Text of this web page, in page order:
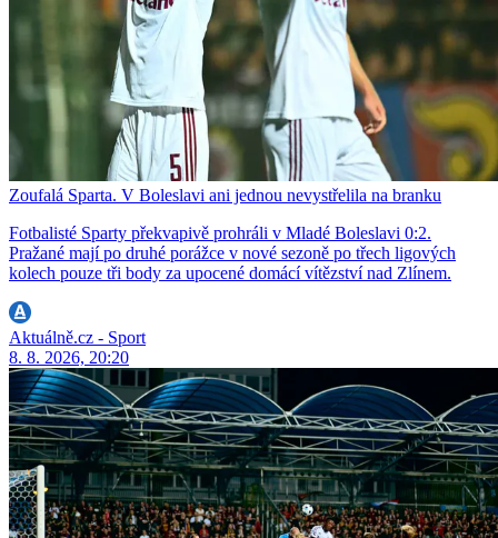
Zoufalá Sparta. V Boleslavi ani jednou nevystřelila na branku
Fotbalisté Sparty překvapivě prohráli v Mladé Boleslavi 0:2.
Pražané mají po druhé porážce v nové sezoně po třech ligových
kolech pouze tři body za upocené domácí vítězství nad Zlínem.
Aktuálně.cz - Sport
8. 8. 2026, 20:20